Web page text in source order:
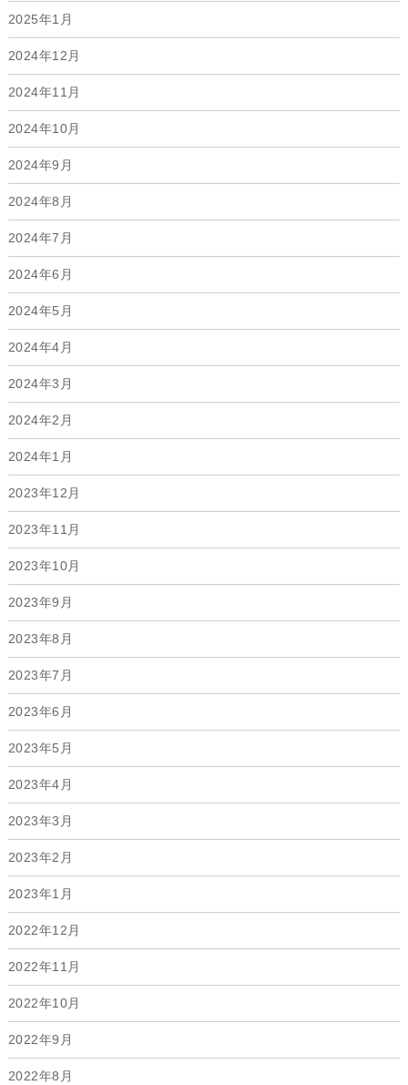
2025年1月
2024年12月
2024年11月
2024年10月
2024年9月
2024年8月
2024年7月
2024年6月
2024年5月
2024年4月
2024年3月
2024年2月
2024年1月
2023年12月
2023年11月
2023年10月
2023年9月
2023年8月
2023年7月
2023年6月
2023年5月
2023年4月
2023年3月
2023年2月
2023年1月
2022年12月
2022年11月
2022年10月
2022年9月
2022年8月